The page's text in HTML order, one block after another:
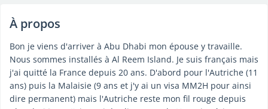
À propos
Bon je viens d'arriver à Abu Dhabi mon épouse y travaille.
Nous sommes installés à Al Reem Island. Je suis français mais
j'ai quitté la France depuis 20 ans. D'abord pour l'Autriche (11
ans) puis la Malaisie (9 ans et j'y ai un visa MM2H pour ainsi
dire permanent) mais l'Autriche reste mon fil rouge depuis